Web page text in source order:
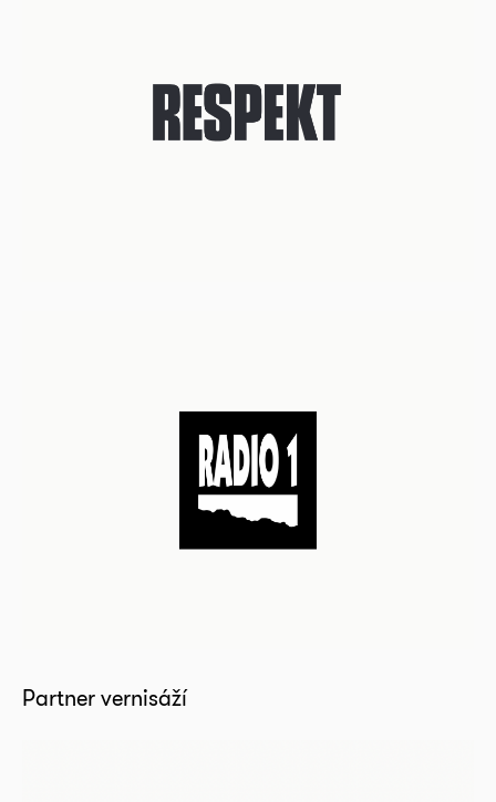
Partner vernisáží